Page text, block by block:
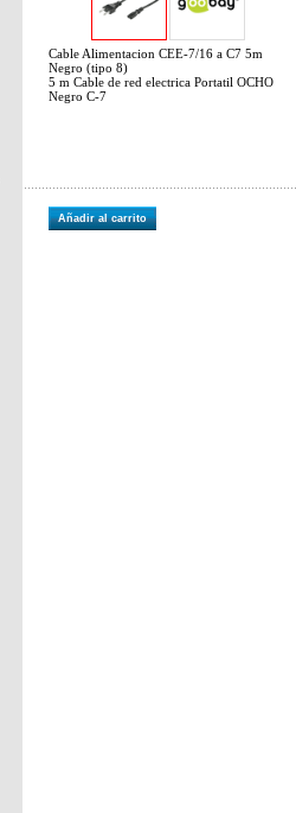
Cable Alimentacion CEE-7/16 a C7 5m
Negro (tipo 8)
5 m Cable de red electrica Portatil OCHO
Negro C-7
Añadir al carrito